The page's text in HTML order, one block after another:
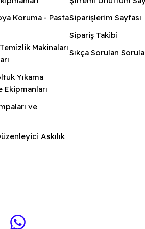
Koruma - Pasta
Makinaları
Yıkama
Ekipmanları
ve
Askılık
Siparişlerim Sayfası
Sipariş Takibi
Sıkça Sorulan